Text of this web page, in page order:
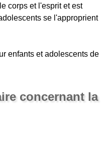
corps et l'esprit et est
se l'approprient
enfants et adolescents de
concernant la